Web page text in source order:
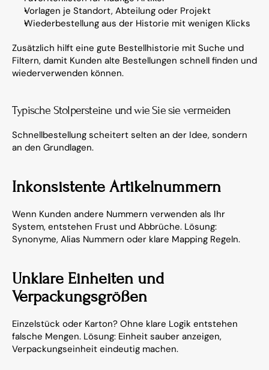
Vorlagen je Standort, Abteilung oder Projekt
Wiederbestellung aus der Historie mit wenigen Klicks
Zusätzlich hilft eine gute Bestellhistorie mit Suche und
Filtern, damit Kunden alte Bestellungen schnell finden und
wiederverwenden können.
Typische Stolpersteine und wie Sie sie vermeiden
Schnellbestellung scheitert selten an der Idee, sondern
an den Grundlagen.
Inkonsistente Artikelnummern
Wenn Kunden andere Nummern verwenden als Ihr
System, entstehen Frust und Abbrüche. Lösung:
Synonyme, Alias Nummern oder klare Mapping Regeln.
Unklare Einheiten und
Verpackungsgrößen
Einzelstück oder Karton? Ohne klare Logik entstehen
falsche Mengen. Lösung: Einheit sauber anzeigen,
Verpackungseinheit eindeutig machen.